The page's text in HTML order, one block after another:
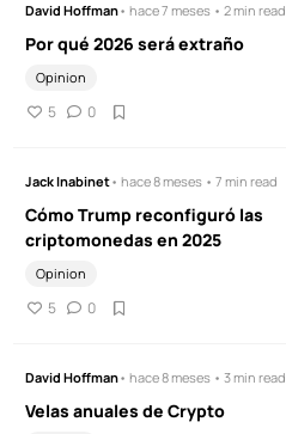
David Hoffman• hace 7 meses • 2 min read
Por qué 2026 será extraño
Opinion
5 0
Jack Inabinet• hace 8 meses • 7 min read
Cómo Trump reconfiguró las
criptomonedas en 2025
Opinion
5 0
David Hoffman• hace 8 meses • 3 min read
Velas anuales de Crypto